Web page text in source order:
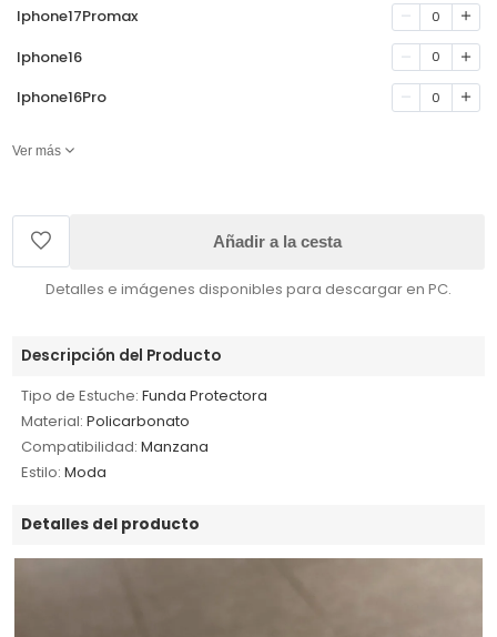
Iphone17Promax 0
Iphone16 0
Iphone16Pro 0
Ver más
Añadir a la cesta
Detalles e imágenes disponibles para descargar en PC.
Descripción del Producto
Tipo de Estuche: Funda Protectora
Material: Policarbonato
Compatibilidad: Manzana
Estilo: Moda
Detalles del producto